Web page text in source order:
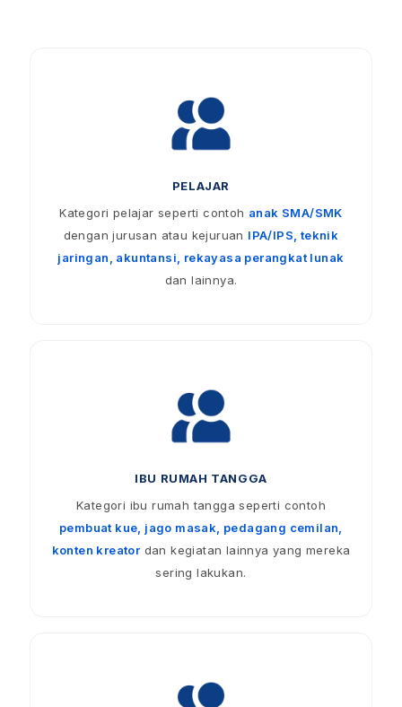
PELAJAR
Kategori pelajar seperti contoh anak SMA/SMK
dengan jurusan atau kejuruan IPA/IPS, teknik
jaringan, akuntansi, rekayasa perangkat lunak
dan lainnya.
IBU RUMAH TANGGA
Kategori ibu rumah tangga seperti contoh
pembuat kue, jago masak, pedagang cemilan,
konten kreator dan kegiatan lainnya yang mereka
sering lakukan.